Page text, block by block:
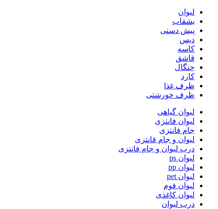
لیوان
بشقاب
پیش دستی
دیس
کاسه
قاشق
چنگال
کارد
ظرف غذا
ظرف خورشتی
لیوان گیاهی
لیوان فانتزی
جام فانتزی
لیوان و جام فانتزی
درب لیوان و جام فانتزی
لیوان ps
لیوان pp
لیوان pet
لیوان فوم
لیوان کاغذی
درب لیوان